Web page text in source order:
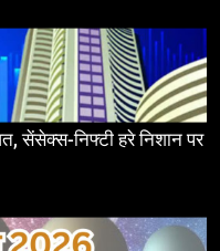
सेंसेक्स-निफ्टी हरे निशान पर